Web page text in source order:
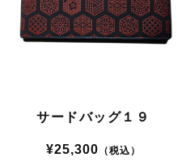
サードバッグ１９
¥25,300 （税込）